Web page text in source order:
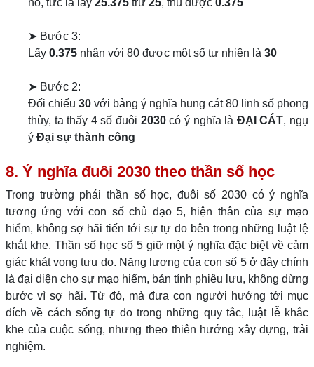
nó, tức là lấy 25.375 trừ 25, thu được 0.375
➤ Bước 3:
Lấy 0.375 nhân với 80 được một số tự nhiên là 30
➤ Bước 2:
Đối chiếu 30 với bảng ý nghĩa hung cát 80 linh số phong
thủy, ta thấy 4 số đuôi 2030có ý nghĩa là ĐẠI CÁT, ngụ
ý Đại sự thành công
8. Ý nghĩa đuôi 2030 theo thần số học
Trong trường phái thần số học, đuôi số 2030 có ý nghĩa
tương ứng với con số chủ đạo 5, hiện thân của sự mạo
hiểm, không sợ hãi tiến tới sự tự do bên trong những luật lệ
khắt khe. Thần số học số 5 giữ một ý nghĩa đặc biệt về cảm
giác khát vọng tựu do. Năng lượng của con số 5 ở đây chính
là đại diện cho sự mạo hiểm, bản tính phiêu lưu, không dừng
bước vì sợ hãi. Từ đó, mà đưa con người hướng tới mục
đích về cách sống tự do trong những quy tắc, luật lễ khắc
khe của cuộc sống, nhưng theo thiên hướng xây dựng, trải
nghiệm.